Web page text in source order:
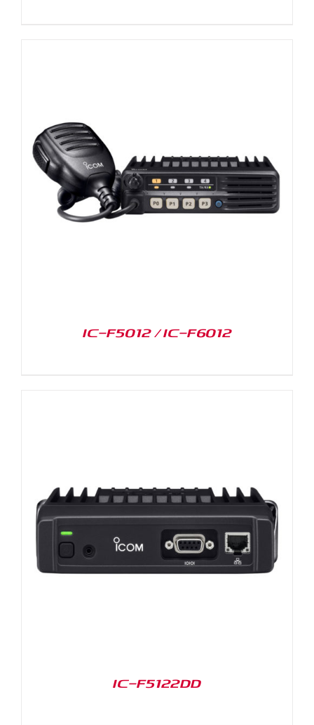
IC-F5012 / IC-F6012
IC-F5122DD